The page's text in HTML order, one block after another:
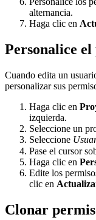
alternancia.
Haga clic en
Personalice
Cuando edita un
personalizar sus
Haga clic en
izquierda.
Seleccione un
Seleccione
Pase el cursor
Haga clic en
Edite los
clic en
Clonar